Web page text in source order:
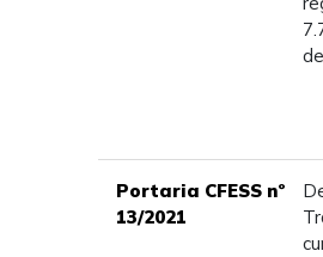
Portaria CFESS nº
13/2021